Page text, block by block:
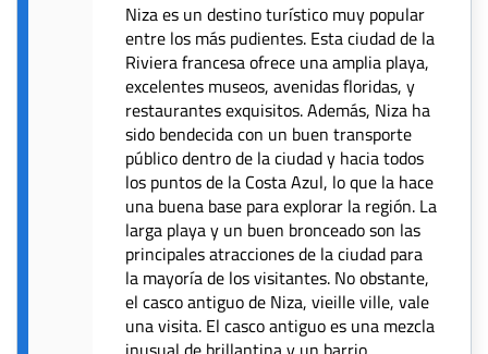
Niza es un destino turístico muy popular
entre los más pudientes. Esta ciudad de la
Riviera francesa ofrece una amplia playa,
excelentes museos, avenidas floridas, y
restaurantes exquisitos. Además, Niza ha
sido bendecida con un buen transporte
público dentro de la ciudad y hacia todos
los puntos de la Costa Azul, lo que la hace
una buena base para explorar la región. La
larga playa y un buen bronceado son las
principales atracciones de la ciudad para
la mayoría de los visitantes. No obstante,
el casco antiguo de Niza, vieille ville, vale
una visita. El casco antiguo es una mezcla